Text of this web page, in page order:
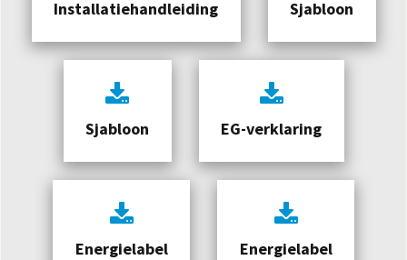
Installatiehandleiding Sjabloon
Sjabloon EG-verklaring
Energielabel Energielabel